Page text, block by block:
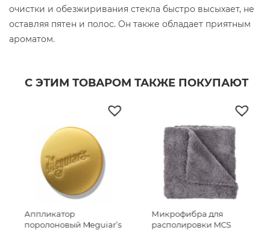
очистки и обезжиривания стекла быстро высыхает, не
оставляя пятен и полос. Он также обладает приятным
ароматом.
С ЭТИМ ТОВАРОМ ТАКЖЕ ПОКУПАЮТ
Микрофибра для
располировки MCS
Вафельное полотенце
для очистки стекла